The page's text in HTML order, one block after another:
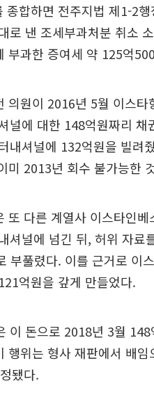
종합하면 전주지법 제1-2
로 낸 조세부과처분 취소
부과한 증여세 약 125억
의원이 2016년 5월 이스
널에 대한 148억원짜리
내셔널에 132억원을 빌려
미 2013년 회수 불가능한
또 다른 계열사 이스타인
셔널에 넘긴 뒤, 허위 자
부풀렸다. 이를 근거로 이
억원을 갚게 만들었다.
이 돈으로 2018년 3월
행위는 형사 재판에서 배
됐다.